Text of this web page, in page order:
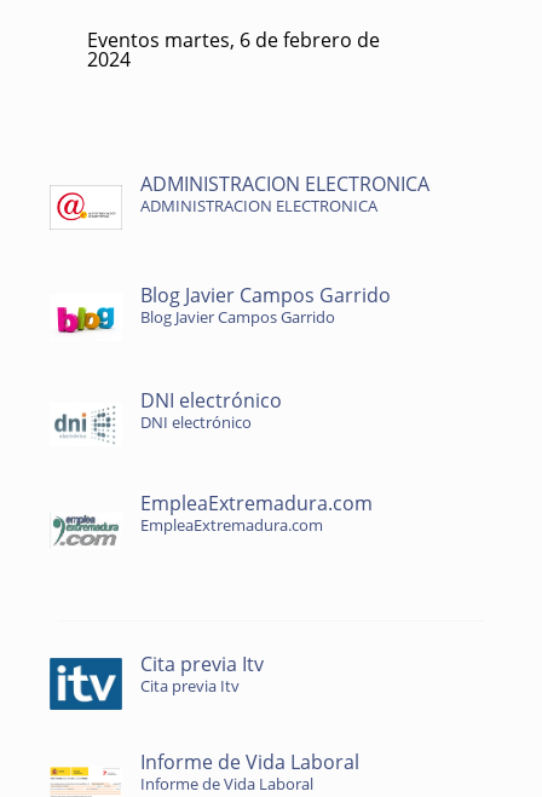
Eventos martes, 6 de febrero de
2024
ADMINISTRACION ELECTRONICA
ADMINISTRACION ELECTRONICA
Blog Javier Campos Garrido
Blog Javier Campos Garrido
DNI electrónico
DNI electrónico
EmpleaExtremadura.com
EmpleaExtremadura.com
Cita previa Itv
Cita previa Itv
Informe de Vida Laboral
Informe de Vida Laboral